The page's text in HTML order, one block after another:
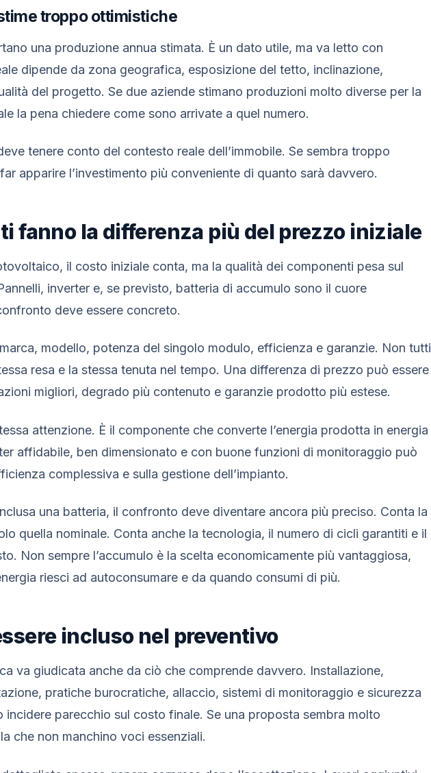
troppo ottimistiche
una produzione annua stimata. È un dato utile, ma va letto con
dipende da zona geografica, esposizione del tetto, inclinazione,
del progetto. Se due aziende stimano produzioni molto diverse per la
la pena chiedere come sono arrivate a quel numero.
tenere conto del contesto reale dell’immobile. Se sembra troppo
apparire l’investimento più conveniente di quanto sarà davvero.
fanno la differenza più del prezzo iniziale
il costo iniziale conta, ma la qualità dei componenti pesa sul
inverter e, se previsto, batteria di accumulo sono il cuore
deve essere concreto.
modello, potenza del singolo modulo, efficienza e garanzie. Non tutti
resa e la stessa tenuta nel tempo. Una differenza di prezzo può essere
migliori, degrado più contenuto e garanzie prodotto più estese.
attenzione. È il componente che converte l’energia prodotta in energia
affidabile, ben dimensionato e con buone funzioni di monitoraggio può
complessiva e sulla gestione dell’impianto.
una batteria, il confronto deve diventare ancora più preciso. Conta la
quella nominale. Conta anche la tecnologia, il numero di cicli garantiti e il
Non sempre l’accumulo è la scelta economicamente più vantaggiosa,
riesci ad autoconsumare e da quando consumi di più.
incluso nel preventivo
va giudicata anche da ciò che comprende davvero. Installazione,
pratiche burocratiche, allaccio, sistemi di monitoraggio e sicurezza
incidere parecchio sul costo finale. Se una proposta sembra molto
che non manchino voci essenziali.